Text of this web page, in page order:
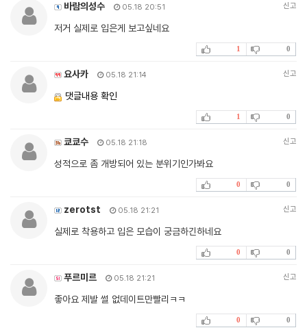
바람의성수 05.18 20:51 신고
저거 실제로 입은게 보고싶네요
1 0
요사카 05.18 21:14 신고
댓글내용 확인
1 0
쿄쿄수 05.18 21:18 신고
성적으로 좀 개방되어 있는 분위기인가봐요
0 0
zerotst 05.18 21:21 신고
실제로 착용하고 입은 모습이 궁금하긴하네요
0 0
푸르미르 05.18 21:21 신고
좋아요 제발 썰 없데이트만빨리ㅋㅋ
0 0